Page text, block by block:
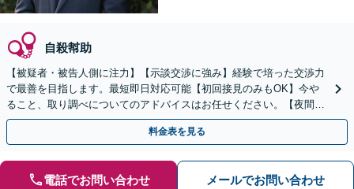
自殺幇助
【被疑者・被告人側に注力】【示談交渉に強み】経験で培った交渉力
で最善を目指します。最短即日対応可能【初回接見のみもOK】今や
ること、取り調べについてのアドバイスはお任せください。【夜間／
休日対応】
料金表を見る
電話でお問い合わせ メールでお問い合わせ